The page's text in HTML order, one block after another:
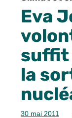
Eva
suffit
la
30 mai 2011